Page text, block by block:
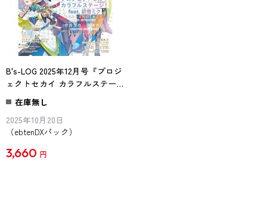
B's-LOG 2025年12月号『プロジ
ェクトセカイ カラフルステー
ジ！feat. 初音ミク』ebtenDXパ
ック
在庫無し
2025年10月20日
（ebtenDXパック）
3,660 円